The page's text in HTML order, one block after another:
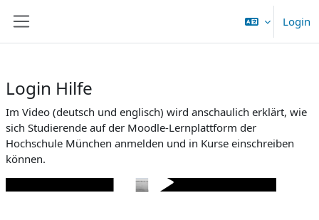
Login
Login Hilfe
Im Video (deutsch und englisch) wird anschaulich erklärt, wie
sich Studierende auf der Moodle-Lernplattform der
Hochschule München anmelden und in Kurse einschreiben
können.